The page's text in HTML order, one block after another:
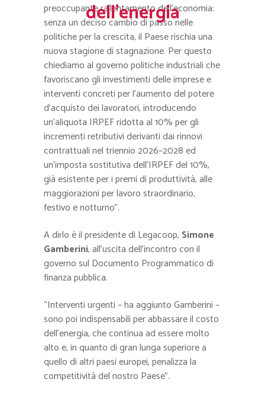
dell’energia
preoccupante rallentamento dell’economia:
senza un deciso cambio di passo nelle
politiche per la crescita, il Paese rischia una
nuova stagione di stagnazione. Per questo
chiediamo al governo politiche industriali che
favoriscano gli investimenti delle imprese e
interventi concreti per l’aumento del potere
d’acquisto dei lavoratori, introducendo
un’aliquota IRPEF ridotta al 10% per gli
incrementi retributivi derivanti dai rinnovi
contrattuali nel triennio 2026–2028 ed
un’imposta sostitutiva dell’IRPEF del 10%,
già esistente per i premi di produttività, alle
maggiorazioni per lavoro straordinario,
festivo e notturno”.
A dirlo è il presidente di Legacoop, Simone
Gamberini, all’uscita dell’incontro con il
governo sul Documento Programmatico di
finanza pubblica.
“Interventi urgenti – ha aggiunto Gamberini –
sono poi indispensabili per abbassare il costo
dell’energia, che continua ad essere molto
alto e, in quanto di gran lunga superiore a
quello di altri paesi europei, penalizza la
competitività del nostro Paese”.